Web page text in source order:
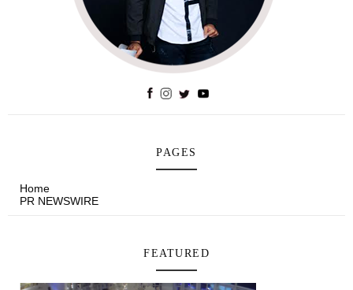
PAGES
Home
PR NEWSWIRE
FEATURED